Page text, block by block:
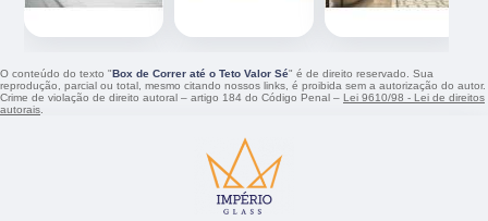
O conteúdo do texto "Box de Correr até o Teto Valor Sé" é de direito reservado. Sua
reprodução, parcial ou total, mesmo citando nossos links, é proibida sem a autorização do autor.
Crime de violação de direito autoral – artigo 184 do Código Penal – Lei 9610/98 - Lei de direitos
autorais